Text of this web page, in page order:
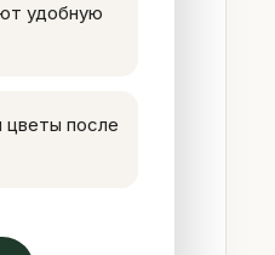
удобную
после